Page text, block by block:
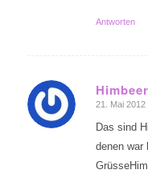
Antworten
sagte:
21. Mai 2012
Das sind
denen war